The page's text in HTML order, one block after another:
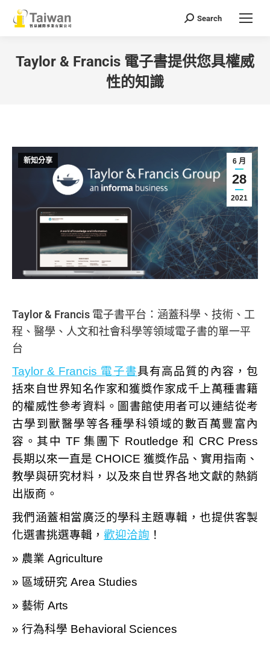
Search:
Search
Taylor & Francis 電子書提供您具權威
性的知識
6 月
28
2021
新知分享
Taylor & Francis 電子書平台：涵蓋科學、技術、工
程、醫學、人文和社會科學等領域電子書的單一平
台
Taylor & Francis 電子書具有高品質的內容，包
括來自世界知名作家和獲獎作家成千上萬種書籍
的權威性參考資料。 圖書館使用者可以連結從考
古學到獸醫學等各種學科領域的數百萬豐富內
容。其中 TF 集團下 Routledge 和 CRC Press
長期以來一直是 CHOICE 獲獎作品、實用指南、
教學與研究材料，以及來自世界各地文獻的熱銷
出版商。
我們涵蓋相當廣泛的學科主題專輯，也提供客製
化選書挑選專輯， 歡迎洽詢 ！
» 農業 Agriculture
» 區域研究 Area Studies
» 藝術 Arts
» 行為科學 Behavioral Sciences